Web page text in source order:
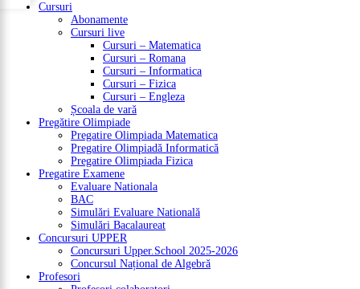
Cursuri
Abonamente
Cursuri live
Cursuri – Matematica
Cursuri – Romana
Cursuri – Informatica
Cursuri – Fizica
Cursuri – Engleza
Școala de vară
Pregătire Olimpiade
Pregatire Olimpiada Matematica
Pregatire Olimpiadă Informatică
Pregatire Olimpiada Fizica
Pregatire Examene
Evaluare Nationala
BAC
Simulări Evaluare Natională
Simulări Bacalaureat
Concursuri UPPER
Concursuri Upper.School 2025-2026
Concursul Național de Algebră
Profesori